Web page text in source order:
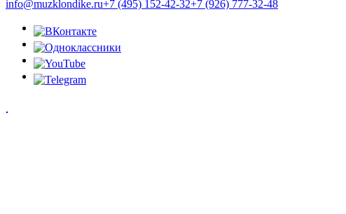
info@muzklondike.ru+7 (495) 152-42-32+7 (926) 777-32-48